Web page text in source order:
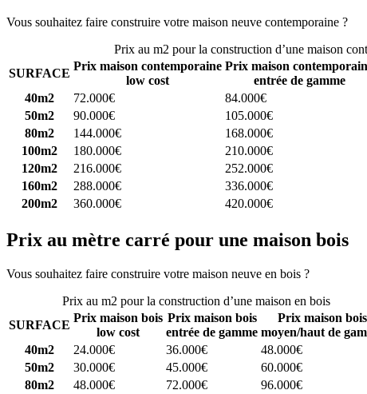
Vous souhaitez faire construire votre maison neuve contemporaine ?
Prix au m2 pour la construction d’une maison
SURFACE
Prix maison contemporaine
low cost
Prix maison
entrée de gamme
40m2
72.000€ 84.000€
50m2
90.000€ 105.000€
80m2
144.000€ 168.000€
100m2
180.000€ 210.000€
120m2
216.000€ 252.000€
160m2
288.000€ 336.000€
200m2
360.000€ 420.000€
Prix au mètre carré pour une maison bois
Vous souhaitez faire construire votre maison neuve en bois ?
Prix au m2 pour la construction d’une maison en bois
SURFACE
Prix maison bois
low cost
Prix maison bois
entrée de gamme
Prix maison bois
moyen/haut de
40m2
24.000€ 36.000€
48.000€
50m2
30.000€ 45.000€
60.000€
80m2
48.000€ 72.000€
96.000€